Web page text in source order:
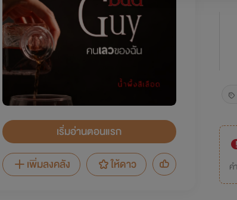
เริ่มอ่านตอนแรก
เพิ่มลงคลัง
ให้ดาว
ค